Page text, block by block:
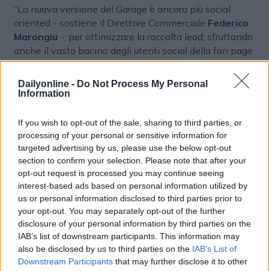
Dailyonline - Do Not Process My Personal
Information
If you wish to opt-out of the sale, sharing to third parties, or
processing of your personal or sensitive information for
targeted advertising by us, please use the below opt-out
section to confirm your selection. Please note that after your
opt-out request is processed you may continue seeing
interest-based ads based on personal information utilized by
us or personal information disclosed to third parties prior to
your opt-out. You may separately opt-out of the further
disclosure of your personal information by third parties on the
IAB’s list of downstream participants. This information may
also be disclosed by us to third parties on the IAB’s List of
Downstream Participants that may further disclose it to other
“La nuova versione del Garage è ancora più social
oriented - sostiene il Direttore Commerciale Federico
Marongiu -; per ottimizzare la raccolta lead, sfruttando
anche il vasto bacino degli utenti social della fan page
Motor1.com, utilizziamo il form nativo Facebook
andando a ritargetizzare gli utenti che hanno visitato
la sezione dedicata per coinvolgerli attivamente,
sempre sui social. Grazie a questa ottimizzazione,
potremo garantire un ritorno sull'investimento ancora
più tangibile alle case auto coinvolte”.
INTERNET